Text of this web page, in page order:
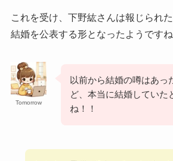
これを受け、下野紘さんは報じられた
結婚を公表する形となったようですね
Tomorrow
以前から結婚の噂はあっ
ど、本当に結婚していた
ね！！